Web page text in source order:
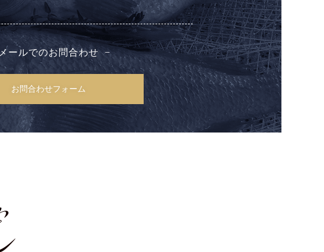
メールでのお問合わせ
お問合わせフォーム